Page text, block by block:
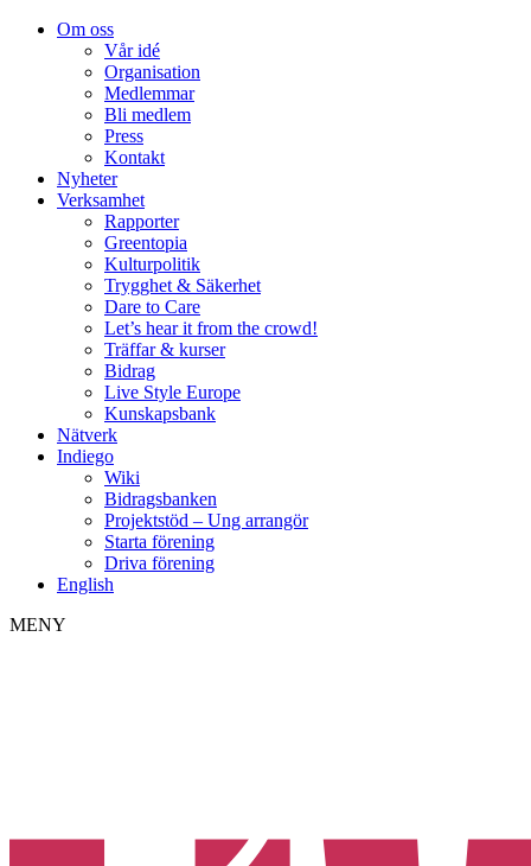
Om oss
Vår idé
Organisation
Medlemmar
Bli medlem
Press
Kontakt
Nyheter
Verksamhet
Rapporter
Greentopia
Kulturpolitik
Trygghet & Säkerhet
Dare to Care
Let’s hear it from the crowd!
Träffar & kurser
Bidrag
Live Style Europe
Kunskapsbank
Nätverk
Indiego
Wiki
Bidragsbanken
Projektstöd – Ung arrangör
Starta förening
Driva förening
English
MENY